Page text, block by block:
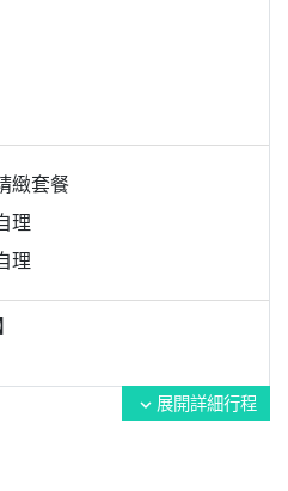
緻套餐
理
理
expand_more 展開詳細行程